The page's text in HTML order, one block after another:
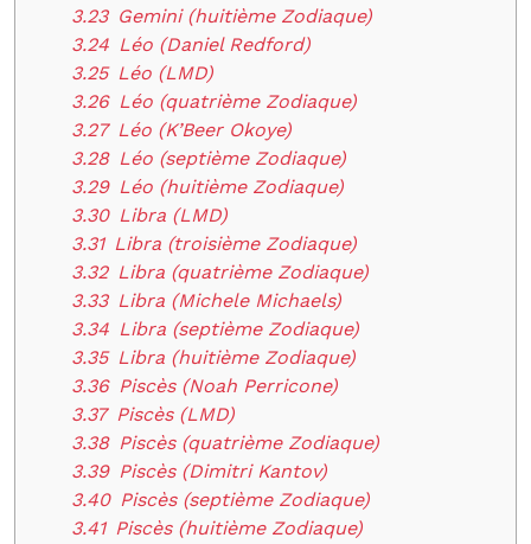
3.23 Gemini (huitième Zodiaque)
3.24 Léo (Daniel Redford)
3.25 Léo (LMD)
3.26 Léo (quatrième Zodiaque)
3.27 Léo (K’Beer Okoye)
3.28 Léo (septième Zodiaque)
3.29 Léo (huitième Zodiaque)
3.30 Libra (LMD)
3.31 Libra (troisième Zodiaque)
3.32 Libra (quatrième Zodiaque)
3.33 Libra (Michele Michaels)
3.34 Libra (septième Zodiaque)
3.35 Libra (huitième Zodiaque)
3.36 Piscès (Noah Perricone)
3.37 Piscès (LMD)
3.38 Piscès (quatrième Zodiaque)
3.39 Piscès (Dimitri Kantov)
3.40 Piscès (septième Zodiaque)
3.41 Piscès (huitième Zodiaque)